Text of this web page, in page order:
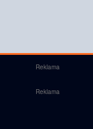
Reklama
Reklama